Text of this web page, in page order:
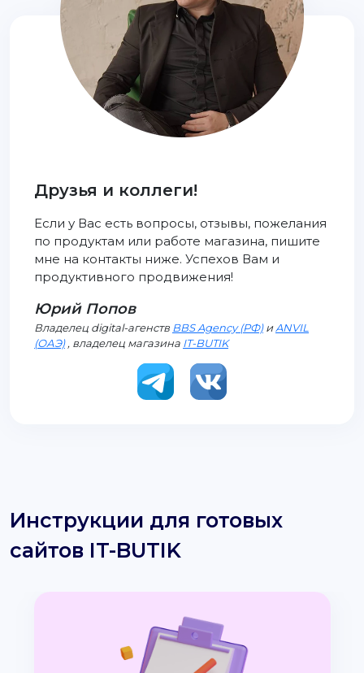
Друзья и коллеги!
Если у Вас есть вопросы, отзывы, пожелания
по продуктам или работе магазина, пишите
мне на контакты ниже. Успехов Вам и
продуктивного продвижения!
Юрий Попов
Владелец digital-агенств BBS Agency (РФ)иANVIL
(ОАЭ), владелец магазина IT-BUTIK
Инструкции для готовых
сайтов IT-BUTIK